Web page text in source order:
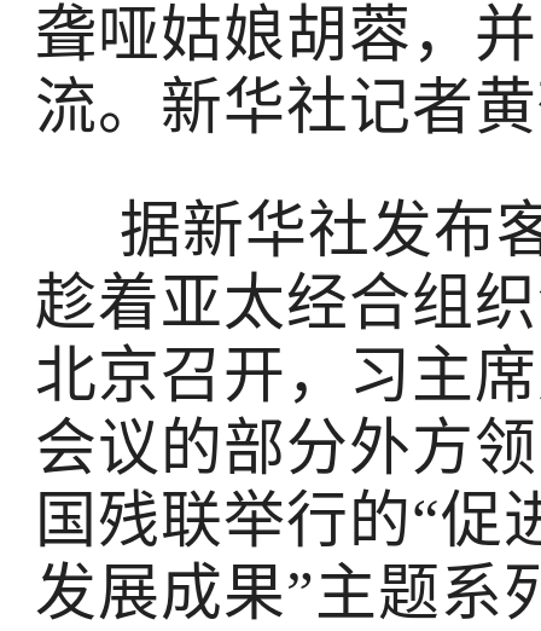
聋哑姑娘胡蓉，
流。新华社记者
据新华社发布
趁着亚太经合组
北京召开，习主
会议的部分外方
国残联举行的“促
发展成果”主题系